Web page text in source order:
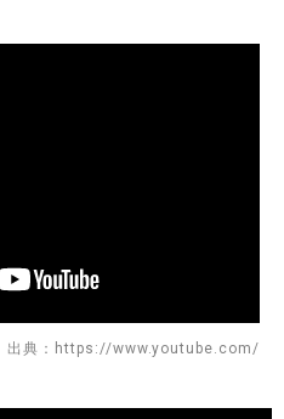
出典：https://www.youtube.com/